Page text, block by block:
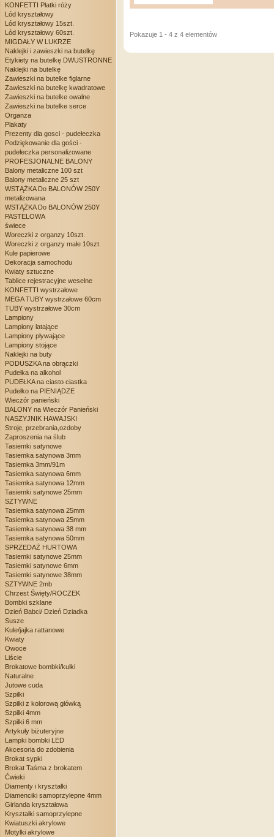
KONFETTI Płatki róży
Lód kryształowy
Lód kryształowy 15szt.
Lód kryształowy 60szt.
MIGDAŁY W LUKRZE
Naklejki i zawieszki na butelkę
Etykiety na butelkę DWUSTRONNE
Naklejki na butelkę
Zawieszki na butelke figlarne
Zawieszki na butelkę kwadratowe
Zawieszki na butelke owalne
Zawieszki na butelke serce
Organza
Plakaty
Prezenty dla gosci - pudełeczka
Podziękowanie dla gości -
pudełeczka personalizowane
PROFESJONALNE BALONY
Balony metaliczne 100 szt
Balony metaliczne 25 szt
WSTĄŻKA Do BALONÓW 250Y
metalizowana
WSTĄŻKA Do BALONÓW 250Y
PASTELOWA
świece
Woreczki z organzy 10szt.
Woreczki z organzy małe 10szt.
Kule papierowe
Dekoracja samochodu
Kwiaty sztuczne
Tablice rejestracyjne weselne
KONFETTI wystrzałowe
MEGA TUBY wystrzałowe 60cm
TUBY wystrzałowe 30cm
Lampiony
Lampiony latające
Lampiony pływające
Lampiony stojące
Naklejki na buty
PODUSZKA na obrączki
Pudełka na alkohol
PUDEŁKA na ciasto ciastka
Pudełko na PIENIĄDZE
Wieczór panieński
BALONY na Wieczór Panieński
NASZYJNIK HAWAJSKI
Stroje, przebrania,ozdoby
Zaproszenia na ślub
Tasiemki satynowe
Tasiemka satynowa 3mm
Tasiemka 3mm/91m
Tasiemka satynowa 6mm
Tasiemka satynowa 12mm
Tasiemki satynowe 25mm
SZTYWNE
Tasiemka satynowa 25mm
Tasiemka satynowa 25mm
Tasiemka satynowa 38 mm
Tasiemka satynowa 50mm
SPRZEDAŻ HURTOWA
Tasiemki satynowe 25mm
Tasiemki satynowe 6mm
Tasiemki satynowe 38mm
SZTYWNE 2mb
Chrzest Święty/ROCZEK
Bombki szklane
Dzień Babci/ Dzień Dziadka
Susze
Kule/jajka rattanowe
Kwiaty
Owoce
Liście
Brokatowe bombki/kulki
Naturalne
Jutowe cuda
Szpilki
Szpilki z kolorową główką
Szpilki 4mm
Szpilki 6 mm
Artykuły biżuteryjne
Lampki bombki LED
Akcesoria do zdobienia
Brokat sypki
Brokat Taśma z brokatem
Ćwieki
Diamenty i kryształki
Diamenciki samoprzylepne 4mm
Girlanda kryształowa
Kryształki samoprzylepne
Kwiatuszki akrylowe
Motylki akrylowe
Pokazuje 1 - 4 z 4 elementów